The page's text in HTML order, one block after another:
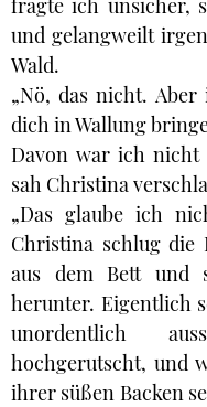
fragte ich unsicher,
und gelangweilt
Wald.
„Nö, das nicht.
dich in Wallung
Davon war ich nicht
sah Christina
„Das glaube ich
Christina schlug die
aus dem Bett und
herunter. Eigentlich
unordentlich
hochgerutscht, und
ihrer süßen Backen